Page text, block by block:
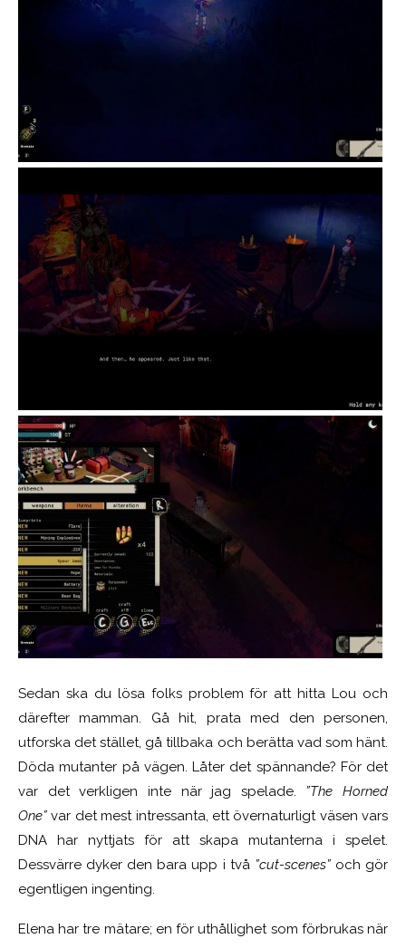
Sedan ska du lösa folks problem för att hitta Lou och
därefter mamman. Gå hit, prata med den personen,
utforska det stället, gå tillbaka och berätta vad som hänt.
Döda mutanter på vägen. Låter det spännande? För det
var det verkligen inte när jag spelade. ”The Horned
One”var det mest intressanta, ett övernaturligt väsen vars
DNA har nyttjats för att skapa mutanterna i spelet.
Dessvärre dyker den bara upp i två ”cut-scenes” och gör
egentligen ingenting.
Elena har tre mätare; en för uthållighet som förbrukas när